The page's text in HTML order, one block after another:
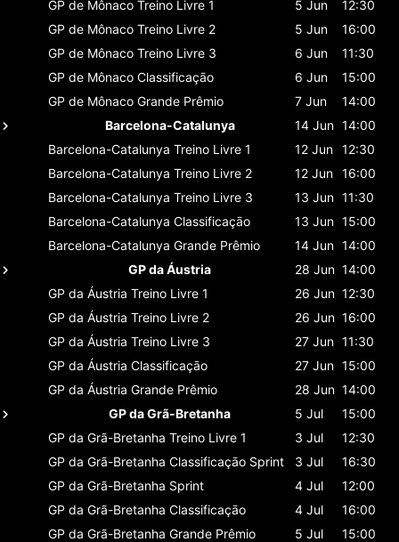
GP de Mônaco Treino Livre 1 5 Jun
12:30
GP de Mônaco Treino Livre 2 5 Jun
16:00
GP de Mônaco Treino Livre 3 6 Jun
11:30
GP de Mônaco Classificaçāo 6 Jun
15:00
GP de Mônaco Grande Prêmio 7 Jun
14:00
Barcelona-Catalunya
14 Jun 14:00
Barcelona-Catalunya Treino Livre 1 12 Jun 12:30
Barcelona-Catalunya Treino Livre 2 12 Jun 16:00
Barcelona-Catalunya Treino Livre 3 13 Jun 11:30
Barcelona-Catalunya Classificaçāo 13 Jun 15:00
Barcelona-Catalunya Grande Prêmio 14 Jun 14:00
GP da Áustria
28 Jun 14:00
GP da Áustria Treino Livre 1 26 Jun 12:30
GP da Áustria Treino Livre 2 26 Jun 16:00
GP da Áustria Treino Livre 3 27 Jun 11:30
GP da Áustria Classificaçāo 27 Jun 15:00
GP da Áustria Grande Prêmio 28 Jun 14:00
GP da Grã-Bretanha
5 Jul
15:00
GP da Grã-Bretanha Treino Livre 1 3 Jul
12:30
GP da Grã-Bretanha Classificaçāo Sprint 3 Jul
16:30
GP da Grã-Bretanha Sprint 4 Jul
12:00
GP da Grã-Bretanha Classificaçāo 4 Jul
16:00
GP da Grã-Bretanha Grande Prêmio 5 Jul
15:00